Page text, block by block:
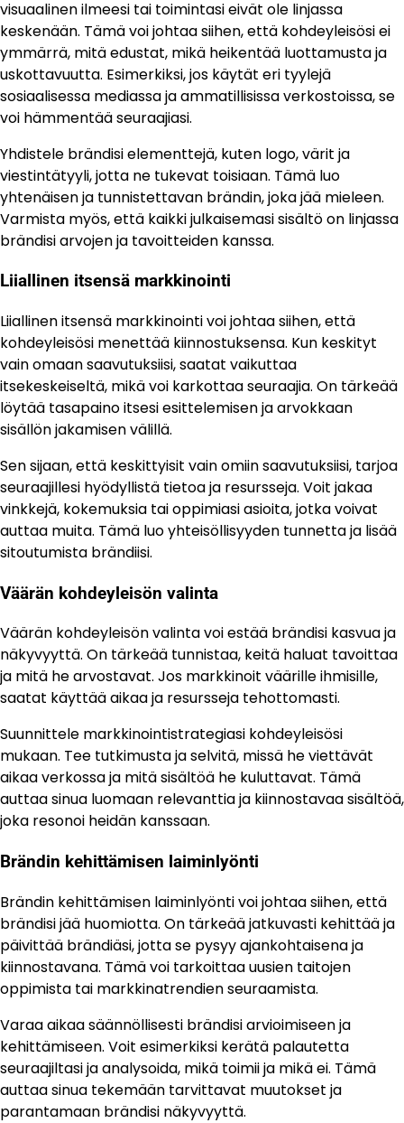
visuaalinen ilmeesi tai toimintasi eivät ole linjassa
keskenään. Tämä voi johtaa siihen, että kohdeyleisösi ei
ymmärrä, mitä edustat, mikä heikentää luottamusta ja
uskottavuutta. Esimerkiksi, jos käytät eri tyylejä
sosiaalisessa mediassa ja ammatillisissa verkostoissa, se
voi hämmentää seuraajiasi.
Yhdistele brändisi elementtejä, kuten logo, värit ja
viestintätyyli, jotta ne tukevat toisiaan. Tämä luo
yhtenäisen ja tunnistettavan brändin, joka jää mieleen.
Varmista myös, että kaikki julkaisemasi sisältö on linjassa
brändisi arvojen ja tavoitteiden kanssa.
Liiallinen itsensä markkinointi
Liiallinen itsensä markkinointi voi johtaa siihen, että
kohdeyleisösi menettää kiinnostuksensa. Kun keskityt
vain omaan saavutuksiisi, saatat vaikuttaa
itsekeskeiseltä, mikä voi karkottaa seuraajia. On tärkeää
löytää tasapaino itsesi esittelemisen ja arvokkaan
sisällön jakamisen välillä.
Sen sijaan, että keskittyisit vain omiin saavutuksiisi, tarjoa
seuraajillesi hyödyllistä tietoa ja resursseja. Voit jakaa
vinkkejä, kokemuksia tai oppimiasi asioita, jotka voivat
auttaa muita. Tämä luo yhteisöllisyyden tunnetta ja lisää
sitoutumista brändiisi.
Väärän kohdeyleisön valinta
Väärän kohdeyleisön valinta voi estää brändisi kasvua ja
näkyvyyttä. On tärkeää tunnistaa, keitä haluat tavoittaa
ja mitä he arvostavat. Jos markkinoit väärille ihmisille,
saatat käyttää aikaa ja resursseja tehottomasti.
Suunnittele markkinointistrategiasi kohdeyleisösi
mukaan. Tee tutkimusta ja selvitä, missä he viettävät
aikaa verkossa ja mitä sisältöä he kuluttavat. Tämä
auttaa sinua luomaan relevanttia ja kiinnostavaa sisältöä,
joka resonoi heidän kanssaan.
Brändin kehittämisen laiminlyönti
Brändin kehittämisen laiminlyönti voi johtaa siihen, että
brändisi jää huomiotta. On tärkeää jatkuvasti kehittää ja
päivittää brändiäsi, jotta se pysyy ajankohtaisena ja
kiinnostavana. Tämä voi tarkoittaa uusien taitojen
oppimista tai markkinatrendien seuraamista.
Varaa aikaa säännöllisesti brändisi arvioimiseen ja
kehittämiseen. Voit esimerkiksi kerätä palautetta
seuraajiltasi ja analysoida, mikä toimii ja mikä ei. Tämä
auttaa sinua tekemään tarvittavat muutokset ja
parantamaan brändisi näkyvyyttä.